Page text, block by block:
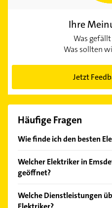
Ihre
Was
Was sollten
Jetzt
Häufige Fragen
Wie finde ich den besten
Kundenmeinungen und
Empfehlungen. Die
Welcher Elektriker in
geöffnet?
Bitte beachten Sie, dass
Welche Dienstleistungen